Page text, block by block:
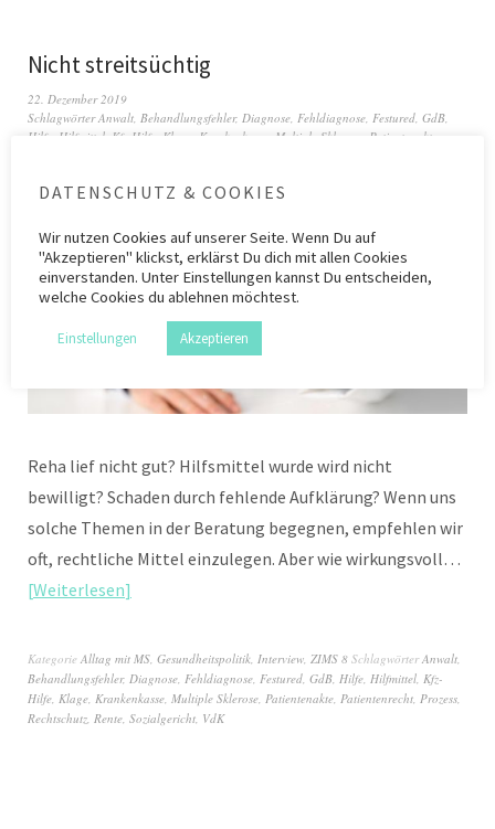
Nicht streitsüchtig
22. Dezember 2019
SchlagwörterAnwalt Behandlungsfehler, Diagnose Fehldiagnose Festured GdB
Hilfe
Hilfmittel Kfz-Hilfe Klage Krankenkasse Multiple Sklerose Patientenakte
Reha lief nicht gut? Hilfsmittel wurde wird nicht
bewilligt? Schaden durch fehlende Aufklärung? Wenn uns
solche Themen in der Beratung begegnen, empfehlen wir
oft, rechtliche Mittel einzulegen. Aber wie wirkungsvoll…
Weiterlesen
Kategorie Alltag mit MS, Gesundheitspolitik, Interview, ZIMS 8 SchlagwörterAnwalt,
Behandlungsfehler, Diagnose, Fehldiagnose, Festured, GdB, Hilfe, Hilfmittel, Kfz-
Hilfe, Klage, Krankenkasse, Multiple Sklerose, Patientenakte, Patientenrecht, Prozess,
Rechtschutz, Rente, Sozialgericht, VdK
DATENSCHUTZ & COOKIES
Wir nutzen Cookies auf unserer Seite. Wenn Du auf
"Akzeptieren" klickst, erklärst Du dich mit allen Cookies
einverstanden. Unter Einstellungen kannst Du entscheiden,
welche Cookies du ablehnen möchtest.
Einstellungen Akzeptieren